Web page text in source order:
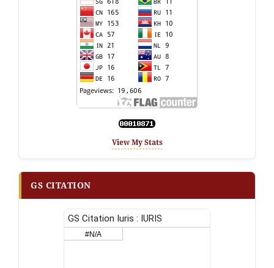
View My Stats
GS CITATION